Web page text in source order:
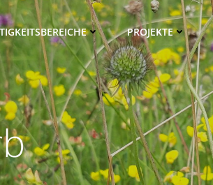
PROJEKTE